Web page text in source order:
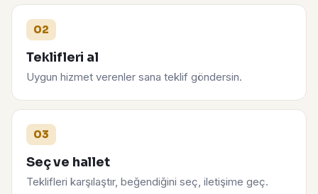
02
Teklifleri al
Uygun hizmet verenler sana teklif göndersin.
03
Seç ve hallet
Teklifleri karşılaştır, beğendiğini seç, iletişime geç.